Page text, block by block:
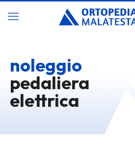
noleggio
pedaliera
elettrica